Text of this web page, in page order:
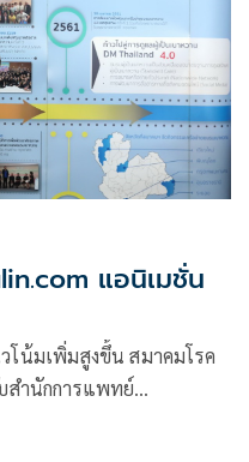
แอนิเมชั่น
น้มเพิ่มสูงขึ้น สมาคมโรค
สำนักการแพทย์